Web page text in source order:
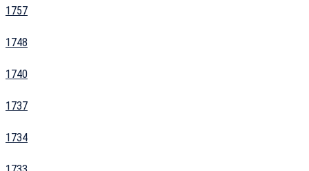
1757
1748
1740
1737
1734